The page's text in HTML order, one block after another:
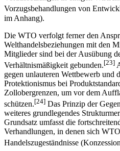
Voraussetzungen in einigen
Vorzugsbehandlungen von
Die WTO verfolgt ferner den
Welthandelsbeziehungen mit den
Mitglieder sind bei der Ausübung
Verhältnismäßigkeit gebunden.[23]
gegen unlauteren Wettbewerb und
Protektionismus bei
Zollobergrenzen, um vor dem
schützen.[24]Das Prinzip der
weiteres grundlegendes
Grundsatz umfasst die
Verhandlungen, in denen sich